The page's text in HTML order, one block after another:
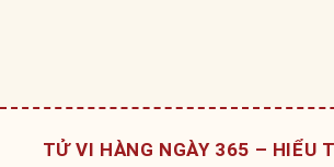
TỬ VI HÀNG NGÀY 365 – HIỂU